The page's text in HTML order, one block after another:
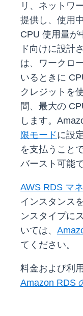
リ、ネットワ
提供し、使用
CPU 使用量が
ド向けに設計
は、ワークロ
いるときに
クレジットを
間、最大の
します。
限モードに設
を支払うこと
バースト可能
AWS RDS マ
インスタンス
ンスタイプに
いては、
てください。
料金および利
Amazon RDS